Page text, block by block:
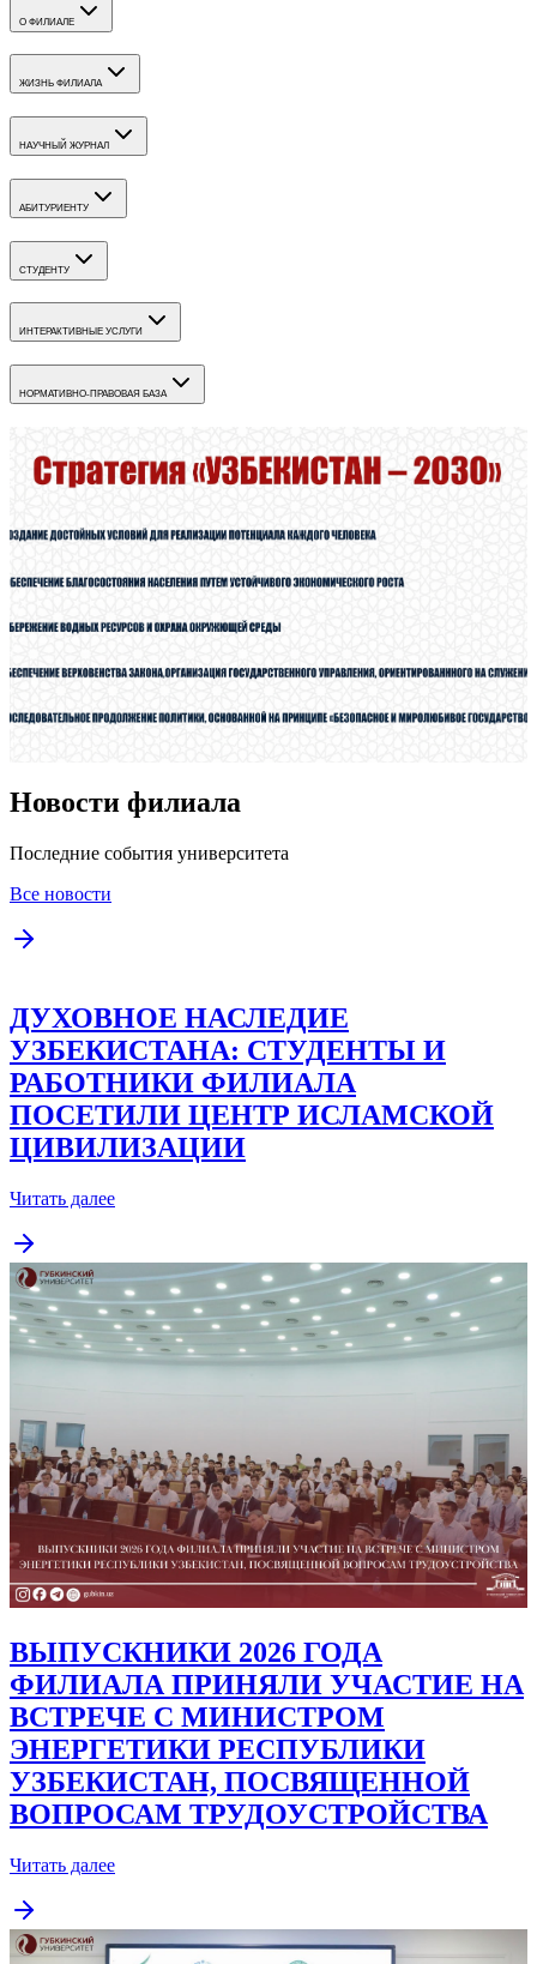
О ФИЛИАЛЕ
ЖИЗНЬ ФИЛИАЛА
НАУЧНЫЙ ЖУРНАЛ
АБИТУРИЕНТУ
СТУДЕНТУ
ИНТЕРАКТИВНЫЕ УСЛУГИ
НОРМАТИВНО-ПРАВОВАЯ БАЗА
Новости филиала
Последние события университета
Все новости
ДУХОВНОЕ НАСЛЕДИЕ
УЗБЕКИСТАНА: СТУДЕНТЫ И
РАБОТНИКИ ФИЛИАЛА
ПОСЕТИЛИ ЦЕНТР ИСЛАМСКОЙ
ЦИВИЛИЗАЦИИ
Читать далее